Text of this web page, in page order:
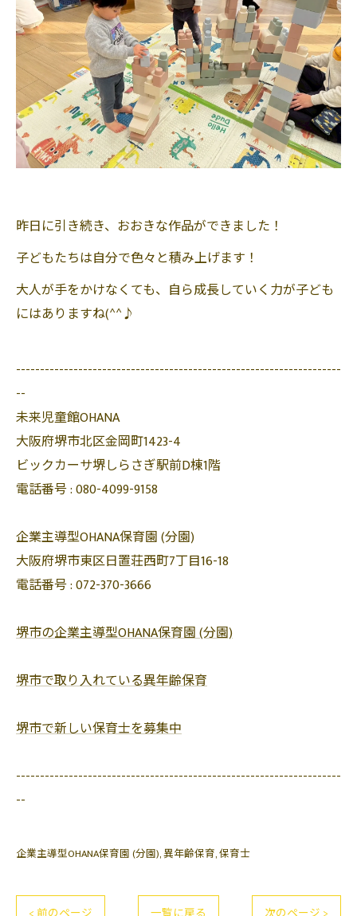
昨日に引き続き、おおきな作品ができました！
子どもたちは自分で色々と積み上げます！
大人が手をかけなくても、自ら成長していく力が子ども
にはありますね(^^♪
--------------------------------------------------------------------
--
未来児童館OHANA
大阪府堺市北区金岡町1423-4
ビックカーサ堺しらさぎ駅前D棟1階
電話番号 :080-4099-9158
企業主導型OHANA保育園 (分園)
大阪府堺市東区日置荘西町7丁目16-18
電話番号 :072-370-3666
堺市の企業主導型OHANA保育園 (分園)
堺市で取り入れている異年齢保育
堺市で新しい保育士を募集中
--------------------------------------------------------------------
--
企業主導型OHANA保育園 (分園) 異年齢保育 保育士